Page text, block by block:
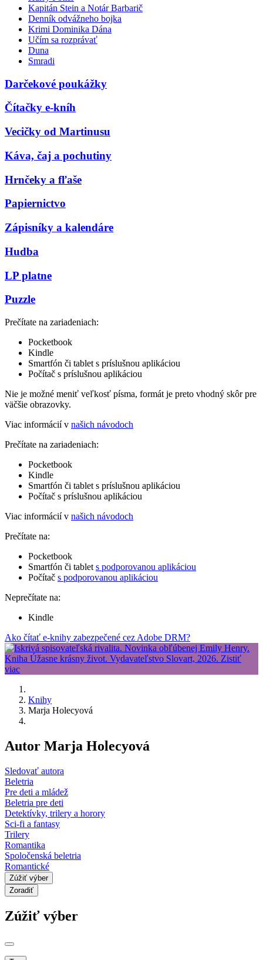
Kapitán Stein a Notár Barbarič
Denník odvážneho bojka
Krimi Dominika Dána
Učím sa rozprávať
Duna
Smradi
Darčekové poukážky
Čítačky e-kníh
Vecičky od Martinusu
Káva, čaj a pochutiny
Hrnčeky a fľaše
Papiernictvo
Zápisníky a kalendáre
Hudba
LP platne
Puzzle
Prečítate na zariadeniach:
Pocketbook
Kindle
Smartfón či tablet s príslušnou aplikáciou
Počítač s príslušnou aplikáciou
Nie je možné meniť veľkosť písma, formát je preto vhodný skôr pre
väčšie obrazovky.
Viac informácií v našich návodoch
Prečítate na zariadeniach:
Pocketbook
Kindle
Smartfón či tablet s príslušnou aplikáciou
Počítač s príslušnou aplikáciou
Viac informácií v našich návodoch
Prečítate na:
Pocketbook
Smartfón či tablet s podporovanou aplikáciou
Počítač s podporovanou aplikáciou
Neprečítate na:
Kindle
Ako čítať e-knihy zabezpečené cez Adobe DRM?
Knihy
Marja Holecyová
Autor Marja Holecyová
Sledovať autora
Beletria
Pre deti a mládež
Beletria pre deti
Detektívky, trilery a horory
Sci-fi a fantasy
Trilery
Romantika
Spoločenská beletria
Romantické
Zúžiť výber
Zoradiť
Zúžiť výber